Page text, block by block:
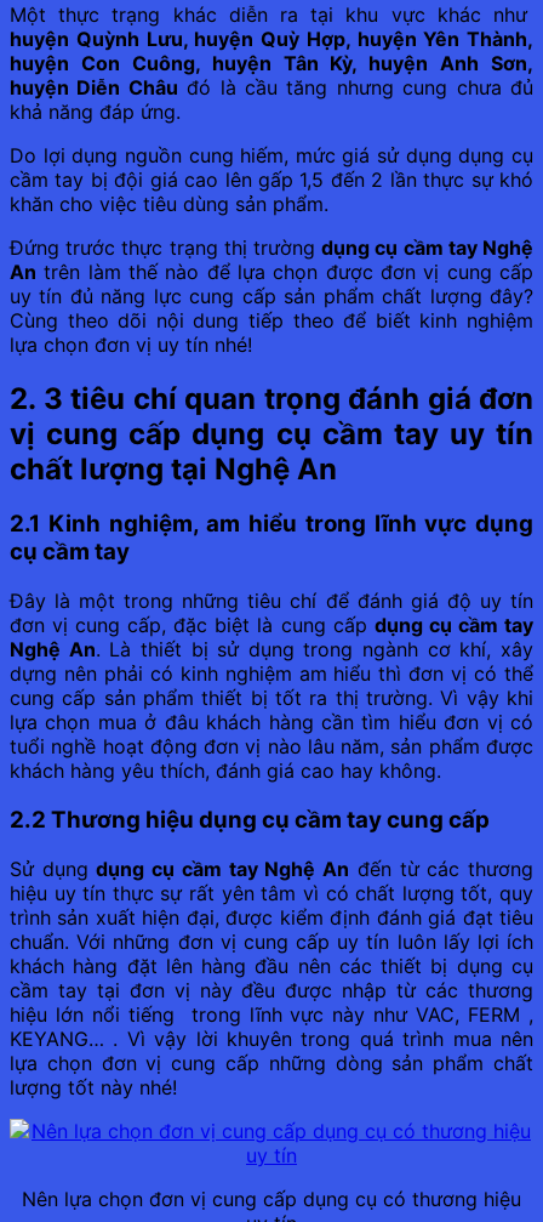
Một thực trạng khác diễn ra tại khu vực khác như
huyện Quỳnh Lưu, huyện Quỳ Hợp, huyện Yên Thành,
huyện Con Cuông, huyện Tân Kỳ, huyện Anh Sơn,
huyện Diễn Châu đó là cầu tăng nhưng cung chưa đủ
khả năng đáp ứng.
Do lợi dụng nguồn cung hiếm, mức giá sử dụng dụng cụ
cầm tay bị đội giá cao lên gấp 1,5 đến 2 lần thực sự khó
khăn cho việc tiêu dùng sản phẩm.
Đứng trước thực trạng thị trườngdụng cụ cầm tay Nghệ
An trên làm thế nào để lựa chọn được đơn vị cung cấp
uy tín đủ năng lực cung cấp sản phẩm chất lượng đây?
Cùng theo dõi nội dung tiếp theo để biết kinh nghiệm
lựa chọn đơn vị uy tín nhé!
2. 3 tiêu chí quan trọng đánh giá đơn
vị cung cấp dụng cụ cầm tay uy tín
chất lượng tại Nghệ An
2.1 Kinh nghiệm, am hiểu trong lĩnh vực dụng
cụ cầm tay
Đây là một trong những tiêu chí để đánh giá độ uy tín
đơn vị cung cấp, đặc biệt là cung cấp dụng cụ cầm tay
Nghệ An. Là thiết bị sử dụng trong ngành cơ khí, xây
dựng nên phải có kinh nghiệm am hiểu thì đơn vị có thể
cung cấp sản phẩm thiết bị tốt ra thị trường. Vì vậy khi
lựa chọn mua ở đâu khách hàng cần tìm hiểu đơn vị có
tuổi nghề hoạt động đơn vị nào lâu năm, sản phẩm được
khách hàng yêu thích, đánh giá cao hay không.
2.2 Thương hiệu dụng cụ cầm tay cung cấp
Sử dụngdụng cụ cầm tay Nghệ An đến từ các thương
hiệu uy tín thực sự rất yên tâm vì có chất lượng tốt, quy
trình sản xuất hiện đại, được kiểm định đánh giá đạt tiêu
chuẩn. Với những đơn vị cung cấp uy tín luôn lấy lợi ích
khách hàng đặt lên hàng đầu nên các thiết bị dụng cụ
cầm tay tại đơn vị này đều được nhập từ các thương
hiệu lớn nổi tiếng trong lĩnh vực này như VAC, FERM ,
KEYANG… . Vì vậy lời khuyên trong quá trình mua nên
lựa chọn đơn vị cung cấp những dòng sản phẩm chất
lượng tốt này nhé!
Nên lựa chọn đơn vị cung cấp dụng cụ có thương hiệu